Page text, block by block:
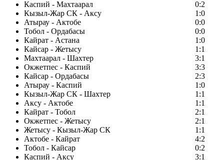
Каспий - Махтаарал
0:2
Кызыл-Жар СК - Аксу
1:0
Атырау - Актобе
0:0
Тобол - Ордабасы
0:0
Кайрат - Астана
1:0
Кайсар - Жетысу
1:1
Махтаарал - Шахтер
3:1
Окжетпес - Каспий
3:3
Кайсар - Ордабасы
2:3
Атырау - Каспий
1:0
Кызыл-Жар СК - Шахтер
1:1
Аксу - Актобе
1:1
Кайрат - Тобол
2:1
Окжетпес - Жетысу
2:1
Жетысу - Кызыл-Жар СК
1:1
Актобе - Кайрат
4:2
Тобол - Кайсар
0:2
Каспий - Аксу
3:1